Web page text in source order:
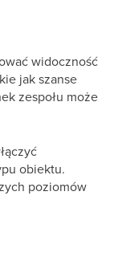
widoczność
jak szanse
zespołu może
obiektu.
poziomów